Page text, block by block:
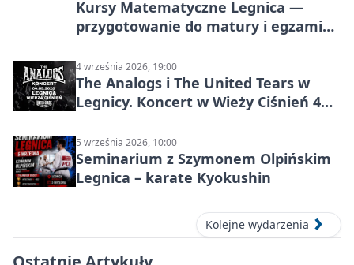
Kursy Matematyczne Legnica —
przygotowanie do matury i egzaminu
4 września 2026, 19:00
The Analogs i The United Tears w
Legnicy. Koncert w Wieży Ciśnień 4
5 września 2026, 10:00
Seminarium z Szymonem Olpińskim
Legnica – karate Kyokushin
Kolejne wydarzenia